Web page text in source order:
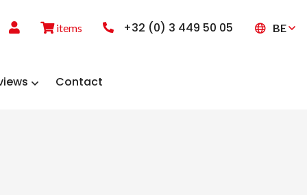
items +32 (0) 3 449 50 05 BE
Contact